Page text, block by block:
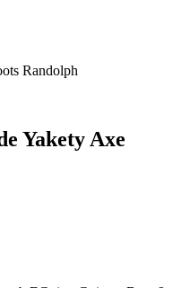
Randolph
Yakety Axe